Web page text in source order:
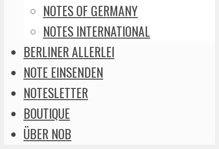
NOTES OF GERMANY
NOTES INTERNATIONAL
BERLINER ALLERLEI
NOTE EINSENDEN
NOTESLETTER
BOUTIQUE
ÜBER NOB